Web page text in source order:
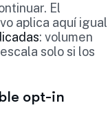
El
aplica aquí igual
: volumen
solo si los
opt-in